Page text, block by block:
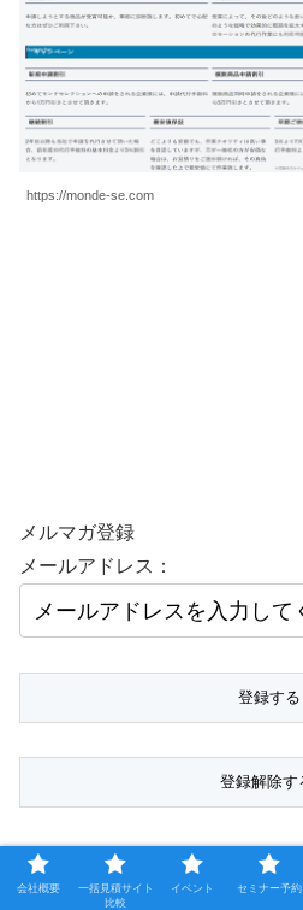
https://monde-se.com
メルマガ登録
メールアドレス：
会社概要
一括見積サイト
比較
イベント セミナー予約